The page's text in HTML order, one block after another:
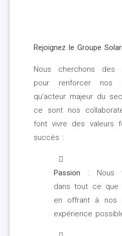
Rejoignez le Groupe
Nous cherchons des
pour renforcer nos
qu'acteur majeur du
ce sont nos
font vivre des valeurs
succès :
Passion : Nous
dans tout ce que
en offrant à nos
expérience